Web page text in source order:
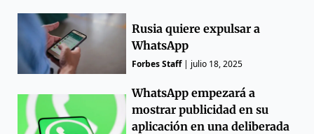
Rusia quiere expulsar a
WhatsApp
Forbes Staff| julio 18, 2025
WhatsApp empezará a
mostrar publicidad en su
aplicación en una deliberada